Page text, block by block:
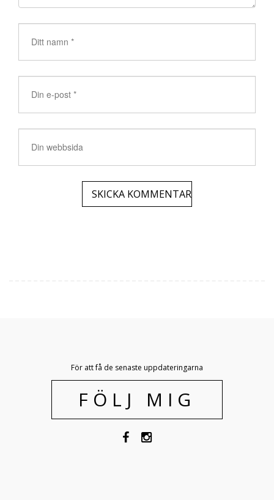
För att få de senaste uppdateringarna
FÖLJ MIG